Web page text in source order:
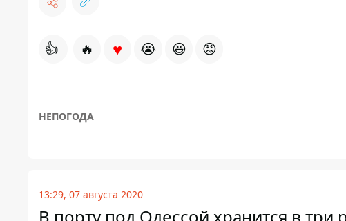
👍 🔥 ♥ 😭 😆 😡
НЕПОГОДА
13:29, 07 августа 2020